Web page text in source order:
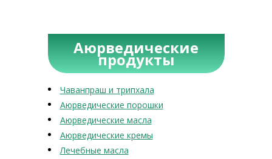
Аюрведические
продукты
Чаванпраш и трипхала
Аюрведические порошки
Аюрведические масла
Аюрведические кремы
Лечебные масла